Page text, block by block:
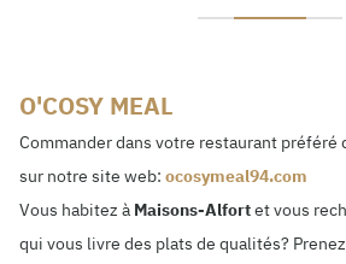
O'COSY MEAL
Commander dans votre restaurant
sur notre site web: ocosymeal94.com
Vous habitez à Maisons-Alfortet vous
qui vous livre des plats de qualités?